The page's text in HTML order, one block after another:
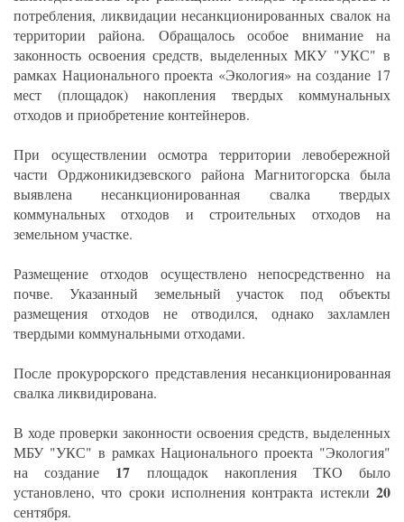
потребления, ликвидации несанкционированных свалок на
территории района. Обращалось особое внимание на
законность освоения средств, выделенных МКУ "УКС" в
рамках Национального проекта «Экология» на создание 17
мест (площадок) накопления твердых коммунальных
отходов и приобретение контейнеров.
При осуществлении осмотра территории левобережной
части Орджоникидзевского района Магнитогорска была
выявлена несанкционированная свалка твердых
коммунальных отходов и строительных отходов на
земельном участке.
Размещение отходов осуществлено непосредственно на
почве. Указанный земельный участок под объекты
размещения отходов не отводился, однако захламлен
твердыми коммунальными отходами.
После прокурорского представления несанкционированная
свалка ликвидирована.
В ходе проверки законности освоения средств, выделенных
МБУ "УКС" в рамках Национального проекта "Экология"
на создание 17 площадок накопления ТКО было
установлено, что сроки исполнения контракта истекли 20
сентября.